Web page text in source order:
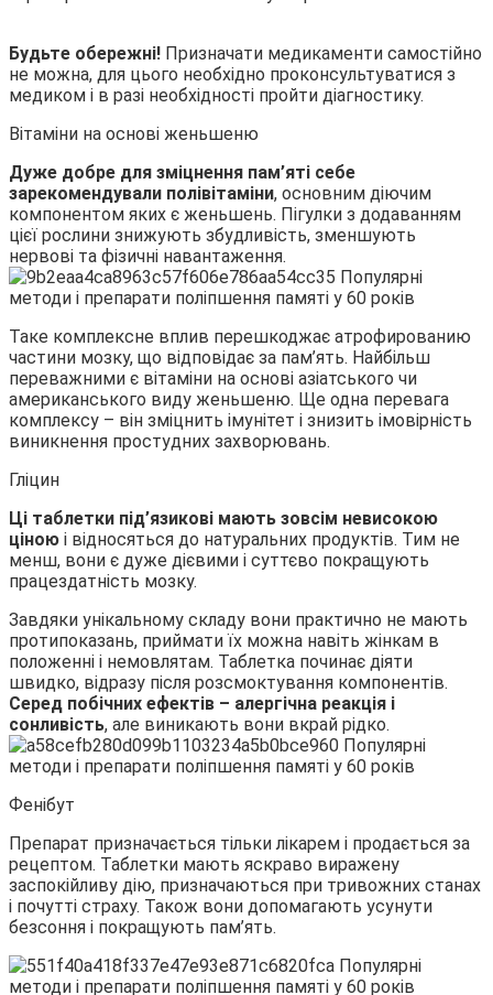
Будьте обережні! Призначати медикаменти самостійно
не можна, для цього необхідно проконсультуватися з
медиком і в разі необхідності пройти діагностику.
Вітаміни на основі женьшеню
Дуже добре для зміцнення пам’яті себе
зарекомендували полівітаміни, основним діючим
компонентом яких є женьшень. Пігулки з додаванням
цієї рослини знижують збудливість, зменшують
нервові та фізичні навантаження.
Таке комплексне вплив перешкоджає атрофированию
частини мозку, що відповідає за пам’ять. Найбільш
переважними є вітаміни на основі азіатського чи
американського виду женьшеню. Ще одна перевага
комплексу – він зміцнить імунітет і знизить імовірність
виникнення простудних захворювань.
Гліцин
Ці таблетки під’язикові мають зовсім невисокою
ціною і відносяться до натуральних продуктів. Тим не
менш, вони є дуже дієвими і суттєво покращують
працездатність мозку.
Завдяки унікальному складу вони практично не мають
протипоказань, приймати їх можна навіть жінкам в
положенні і немовлятам. Таблетка починає діяти
швидко, відразу після розсмоктування компонентів.
Серед побічних ефектів – алергічна реакція і
сонливість, але виникають вони вкрай рідко.
Фенібут
Препарат призначається тільки лікарем і продається за
рецептом. Таблетки мають яскраво виражену
заспокійливу дію, призначаються при тривожних станах
і почутті страху. Також вони допомагають усунути
безсоння і покращують пам’ять.